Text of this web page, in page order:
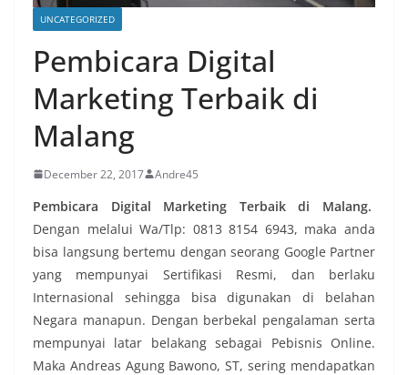
UNCATEGORIZED
Pembicara Digital
Marketing Terbaik di
Malang
December 22, 2017 Andre45
Pembicara Digital Marketing Terbaik di Malang.
Dengan melalui Wa/Tlp: 0813 8154 6943, maka anda
bisa langsung bertemu dengan seorang Google Partner
yang mempunyai Sertifikasi Resmi, dan berlaku
Internasional sehingga bisa digunakan di belahan
Negara manapun. Dengan berbekal pengalaman serta
mempunyai latar belakang sebagai Pebisnis Online.
Maka Andreas Agung Bawono, ST, sering mendapatkan